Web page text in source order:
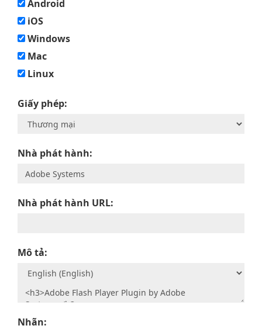
Android
iOS
Windows
Mac
Linux
Giấy phép:
Nhà phát hành:
Nhà phát hành URL:
Mô tả:
Nhãn: